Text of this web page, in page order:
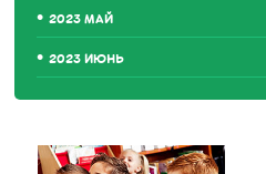
2023 МАЙ
2023 ИЮНЬ